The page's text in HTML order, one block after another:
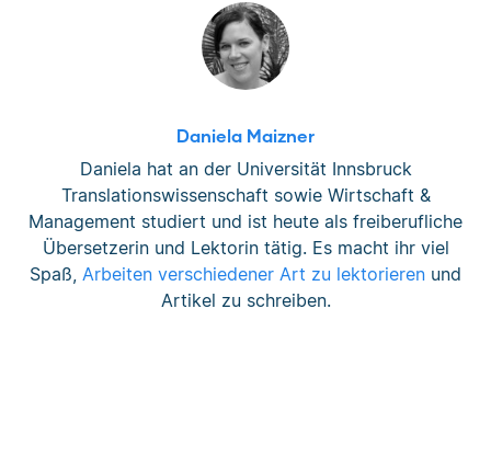
Daniela Maizner
Daniela hat an der Universität Innsbruck
Translationswissenschaft sowie Wirtschaft &
Management studiert und ist heute als freiberufliche
Übersetzerin und Lektorin tätig. Es macht ihr viel
Spaß, Arbeiten verschiedener Art zu lektorieren und
Artikel zu schreiben.